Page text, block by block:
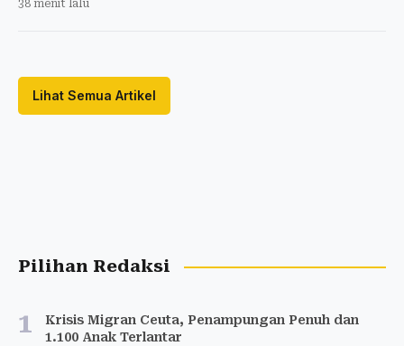
38 menit lalu
Lihat Semua Artikel
Pilihan Redaksi
1
Krisis Migran Ceuta, Penampungan Penuh dan
1.100 Anak Terlantar